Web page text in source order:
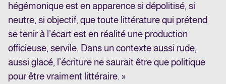
hégémonique est en apparence si dépolitisé, si
neutre, si objectif, que toute littérature qui prétend
se tenir à l’écart est en réalité une production
officieuse, servile. Dans un contexte aussi rude,
aussi glacé, l’écriture ne saurait être que politique
pour être vraiment littéraire. »